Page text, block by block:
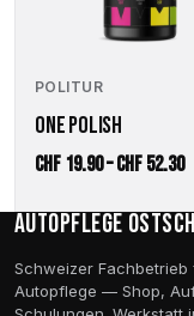
POLITUR
ONE POLISH
CHF 19.90–CHF52.30
Produktseite
Autopflege
Schweizer
Autopflege — Shop,